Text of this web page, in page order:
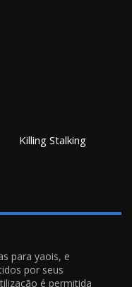
Killing Stalking
para yaois, e
por seus
é permitida